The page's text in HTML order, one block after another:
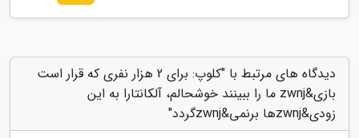
دیدگاه های مرتبط با "کلوپ: برای 2 هزار نفری که قرار است
بازی&zwnj ما را ببینند خوشحالم، آلکانتارا به این
زودی&zwnjها برنمی&zwnjگردد"